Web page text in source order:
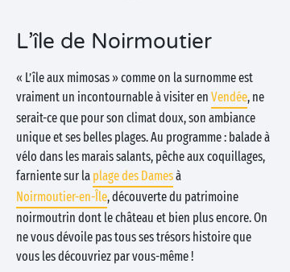
L’île de Noirmoutier
« L’île aux mimosas » comme on la surnomme est
vraiment un incontournable à visiter en Vendée, ne
serait-ce que pour son climat doux, son ambiance
unique et ses belles plages. Au programme : balade à
vélo dans les marais salants, pêche aux coquillages,
farniente sur la plage des Damesà
Noirmoutier-en-Île, découverte du patrimoine
noirmoutrin dont le château et bien plus encore. On
ne vous dévoile pas tous ses trésors histoire que
vous les découvriez par vous-même !